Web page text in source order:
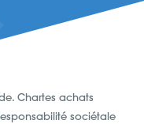
Chartes achats
sociétale